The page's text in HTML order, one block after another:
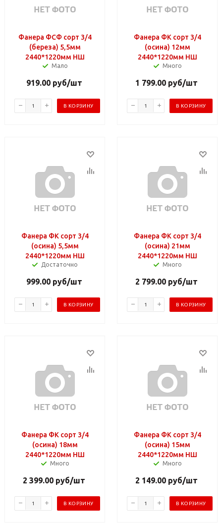
Фанера ФСФ сорт 3/4
(береза) 5,5мм
2440*1220мм НШ
Мало
919.00руб/шт
В КОРЗИНУ
Фанера ФК сорт 3/4
(осина) 12мм
2440*1220мм НШ
Много
1 799.00 руб/шт
В КОРЗИНУ
Фанера ФК сорт 3/4
(осина) 5,5мм
2440*1220мм НШ
Достаточно
999.00руб/шт
В КОРЗИНУ
Фанера ФК сорт 3/4
(осина) 21мм
2440*1220мм НШ
Много
2 799.00 руб/шт
В КОРЗИНУ
Фанера ФК сорт 3/4
(осина) 18мм
2440*1220мм НШ
Много
2 399.00 руб/шт
В КОРЗИНУ
Фанера ФК сорт 3/4
(осина) 15мм
2440*1220мм НШ
Много
2 149.00 руб/шт
В КОРЗИНУ